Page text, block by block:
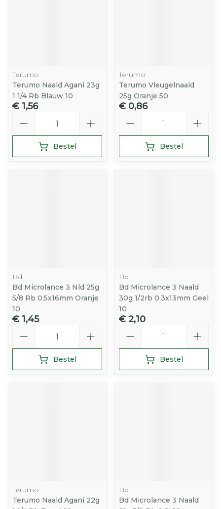
Terumo
Terumo Naald Agani 23g
1 1/4 Rb Blauw 10
€ 1,56
Bestel
Terumo
Terumo Vleugelnaald
25g Oranje 50
€ 0,86
Bestel
Bd
Bd Microlance 3 Nld 25g
5/8 Rb 0,5x16mm Oranje
10
€ 1,45
Bestel
Bd
Bd Microlance 3 Naald
30g 1/2rb 0,3x13mm Geel
10
€ 2,10
Bestel
Terumo
Terumo Naald Agani 22g
Bd
Bd Microlance 3 Naald